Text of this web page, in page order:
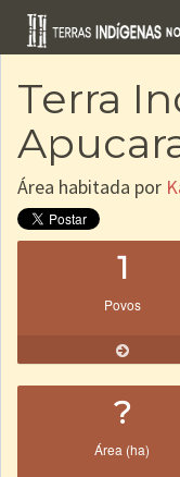
Terra
Área habitada por
1
Povos
?
Área (ha)